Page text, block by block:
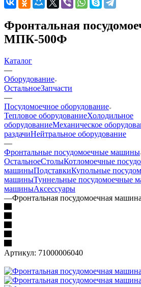
Фронтальная
МПК-500Ф
Каталог
—
Оборудование
ОстальноеЗапчасти
—
Посудомоечное оборудование
Тепловое оборудованиеХолодильное
оборудованиеМеханическое
раздачиНейтральное оборудование
—
Фронтальные посудомоечные машины
ОстальноеСтолыКотломоечные
машиныПодставкиКупольные
машиныТуннельные посудомоечные
машиныАксессуары
—Фронтальная посудомоечная
Артикул: 71000006040